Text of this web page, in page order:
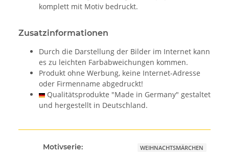
komplett mit Motiv bedruckt.
Zusatzinformationen
Durch die Darstellung der Bilder im Internet kann
es zu leichten Farbabweichungen kommen.
Produkt ohne Werbung, keine Internet-Adresse
oder Firmenname abgedruckt!
Qualitätsprodukte "Made in Germany" gestaltet
und hergestellt in Deutschland.
Motivserie: WEIHNACHTSMÄRCHEN